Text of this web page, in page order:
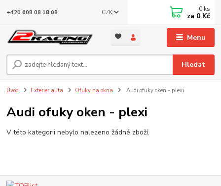
Menu
CZK
Hledat
+420 608 08 18 08 0 ks
za 0 Kč
Úvod Exterier auta Ofuky na okna Audi ofuky oken - plexi
Audi ofuky oken - plexi
V této kategorii nebylo nalezeno žádné zboží.